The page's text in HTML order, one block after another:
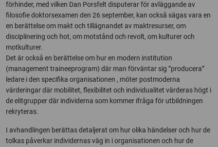
förhinder, med vilken Dan Porsfelt disputerar för avläggande av
filosofie doktorsexamen den 26 september, kan också sägas vara en
en berättelse om makt och tillägnandet av maktresurser, om
disciplinering och hot, om motstånd och revolt, om kulturer och
motkulturer.
Det är också en berättelse om hur en modern institution
(management traineeprogram) där man förväntar sig ”producera”
ledare i den specifika organisationen , möter postmoderna
värderingar där mobilitet, flexibilitet och individualitet värderas högt i
de elitgrupper där individerna som kommer ifråga för utbildningen
rekryteras.
I avhandlingen berättas detaljerat om hur olika händelser och hur de
tolkas påverkar individernas väg in i organisationen och hur de